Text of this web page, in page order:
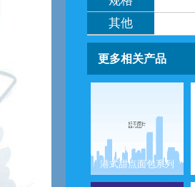
其他
更多相关产品
港式甜点面包系列